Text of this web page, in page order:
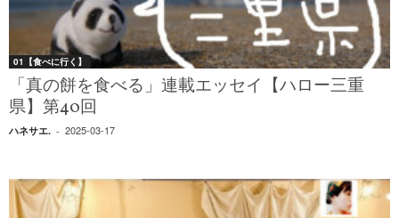
01【食べに行く】
「真の餅を食べる」連載エッセイ【ハロー三重
県】第40回
ハネサエ. - 2025-03-17